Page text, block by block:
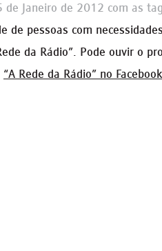
de Janeiro de 2012 com as
de pessoas com
da Rádio”. Pode ouvir o
“A Rede da Rádio” no Facebook